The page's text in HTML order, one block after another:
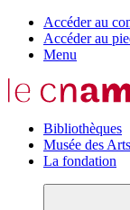
Accéder au
Accéder au
Menu
Bibliothèques
Musée des
La fondation